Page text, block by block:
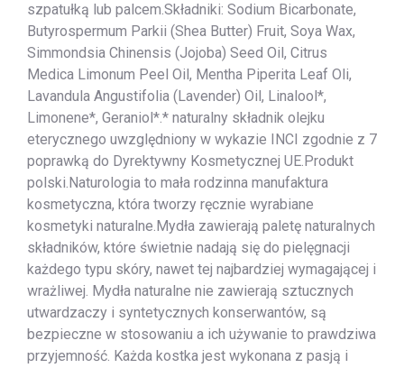
szpatułką lub palcem.Składniki: Sodium Bicarbonate,
Butyrospermum Parkii (Shea Butter) Fruit, Soya Wax,
Simmondsia Chinensis (Jojoba) Seed Oil, Citrus
Medica Limonum Peel Oil, Mentha Piperita Leaf Oli,
Lavandula Angustifolia (Lavender) Oil, Linalool*,
Limonene*, Geraniol*.* naturalny składnik olejku
eterycznego uwzględniony w wykazie INCI zgodnie z 7
poprawką do Dyrektywny Kosmetycznej UE.Produkt
polski.Naturologia to mała rodzinna manufaktura
kosmetyczna, która tworzy ręcznie wyrabiane
kosmetyki naturalne.Mydła zawierają paletę naturalnych
składników, które świetnie nadają się do pielęgnacji
każdego typu skóry, nawet tej najbardziej wymagającej i
wrażliwej. Mydła naturalne nie zawierają sztucznych
utwardzaczy i syntetycznych konserwantów, są
bezpieczne w stosowaniu a ich używanie to prawdziwa
przyjemność. Każda kostka jest wykonana z pasją i